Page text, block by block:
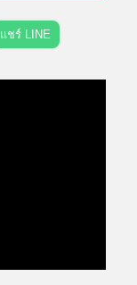
แชร์ LINE